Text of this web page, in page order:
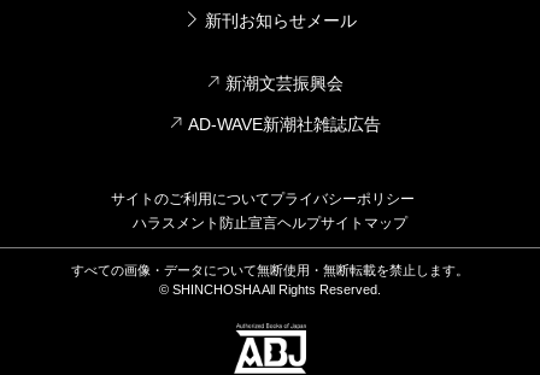
新刊お知らせメール
新潮文芸振興会
AD-WAVE新潮社雑誌広告
サイトのご利用についてプライバシーポリシー
ハラスメント防止宣言ヘルプサイトマップ
すべての画像・データについて無断使用・無断転載を禁止します。
© SHINCHOSHA All Rights Reserved.